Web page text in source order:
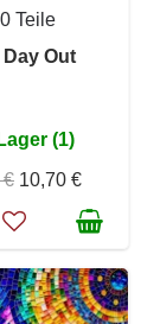
Teile
Out
(1)
€ 10,70 €